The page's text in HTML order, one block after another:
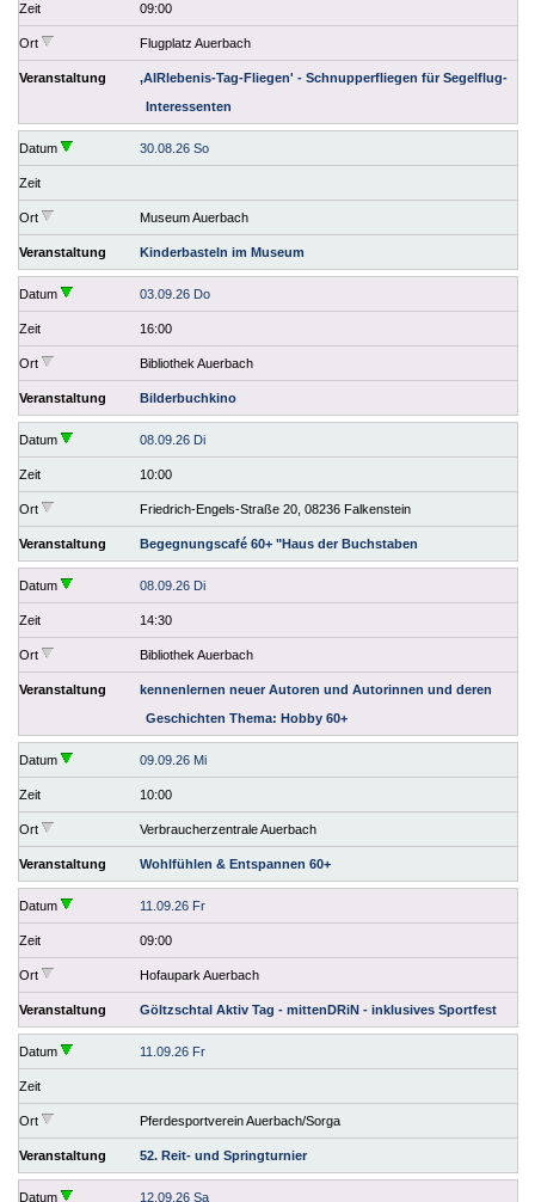
Zeit 09:00
Ort Flugplatz Auerbach
Veranstaltung
,AIRlebenis-Tag-Fliegen' - Schnupperfliegen für Segelflug-
Interessenten
Datum 30.08.26 So
Zeit
Ort Museum Auerbach
Veranstaltung Kinderbasteln im Museum
Datum 03.09.26 Do
Zeit 16:00
Ort Bibliothek Auerbach
Veranstaltung Bilderbuchkino
Datum 08.09.26 Di
Zeit 10:00
Ort Friedrich-Engels-Straße 20, 08236 Falkenstein
Veranstaltung Begegnungscafé 60+ "Haus der Buchstaben
Datum 08.09.26 Di
Zeit 14:30
Ort Bibliothek Auerbach
Veranstaltung
kennenlernen neuer Autoren und Autorinnen und deren
Geschichten Thema: Hobby 60+
Datum 09.09.26 Mi
Zeit 10:00
Ort Verbraucherzentrale Auerbach
Veranstaltung Wohlfühlen & Entspannen 60+
Datum 11.09.26 Fr
Zeit 09:00
Ort Hofaupark Auerbach
Veranstaltung Göltzschtal Aktiv Tag - mittenDRiN - inklusives Sportfest
Datum 11.09.26 Fr
Zeit
Ort Pferdesportverein Auerbach/Sorga
Veranstaltung 52. Reit- und Springturnier
Datum 12.09.26 Sa